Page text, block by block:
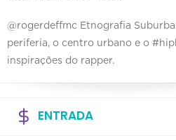
@rogerdeffmc Etnografia
periferia, o centro urbano e o
inspirações do rapper.
ENTRADA